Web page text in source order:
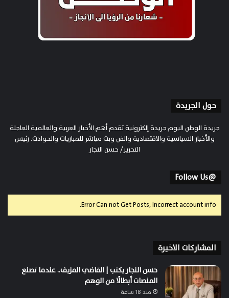
حول الجريدة
جريدة الوطن اليوم جريدة إلكترونية تقدم أهم الأخبار العربية والعالمية العاجلة
والأخبار السياسية والاقتصادية والفن وبث مباشر للمباريات والحوادث. رئيس
التحرير/ حسن النجار
@Follow Us
Error Can not Get Posts, Incorrect account info.
المشاركات الاخيرة
حسن النجار يكتب | القاضي المزيف.. عندما تصنع
المنصات أبطالًا من الوهم
منذ 18 ساعة